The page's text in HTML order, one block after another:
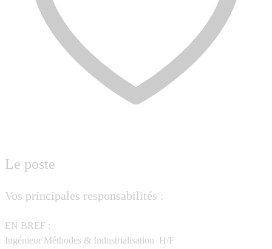
Le poste
Vos principales responsabilités :
EN BREF :
Ingénieur Méthodes & Industrialisation H/F